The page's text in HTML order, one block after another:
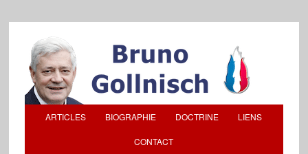
ARTICLES BIOGRAPHIE DOCTRINE LIENS
CONTACT